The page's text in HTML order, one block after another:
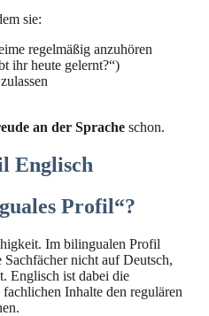
sie:
regelmäßig anzuhören
ihr heute gelernt?“)
an der Sprache schon.
Englisch
Profil“?
Im bilingualen Profil
nicht auf Deutsch,
Englisch ist dabei die
Inhalte den regulären